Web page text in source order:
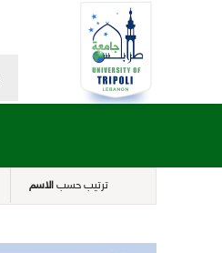
ترتيب حسب الاسم